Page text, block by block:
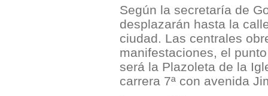
Según la secretaría de
desplazarán hasta la
ciudad. Las centrales
manifestaciones, el
será la Plazoleta de la
carrera 7ª con avenida